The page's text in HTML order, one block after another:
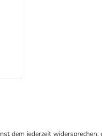
dem jederzeit widersprechen,